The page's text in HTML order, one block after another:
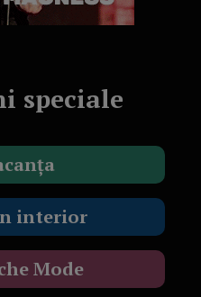
speciale
interior
Mode